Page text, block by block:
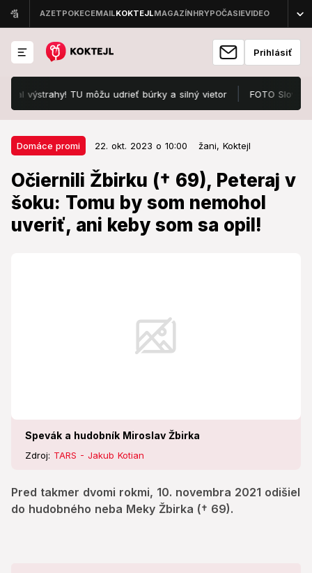
Prihlásiť
TU môžu udrieť búrky a silný vietor FOTO Slováci zúria
Domáce promi 22. okt. 2023 o 10:00 žani, Koktejl
Očiernili Žbirku († 69), Peteraj v
šoku: Tomu by som nemohol
uveriť, ani keby som sa opil!
Spevák a hudobník Miroslav Žbirka
Zdroj: TARS - Jakub Kotian
Pred takmer dvomi rokmi, 10. novembra 2021 odišiel
do hudobného neba Meky Žbirka († 69).
Domáce promi 22. okt. 2023 o 10:00
Očiernili Žbirku († 69), Peteraj v
šoku: Tomu by som nemohol
uveriť, ani keby som sa opil!